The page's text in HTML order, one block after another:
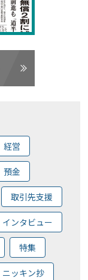
経営
預金
取引先支援
インタビュー
特集
ニッキン抄